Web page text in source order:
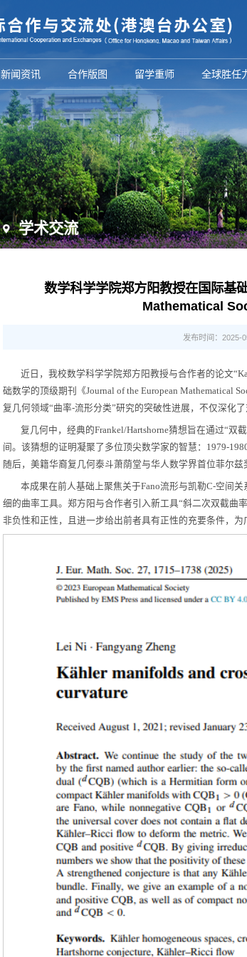
新闻资讯 合作版图 留学重师 全球胜任
学术交流
数学科学学院郑方阳教授在国际
Mathematical
发布时间：2025-
近日，我校数学科学学院郑方阳教授与合作者的论文
础数学的顶级期刊《Journal of the European Mathematical
复几何领域“曲率-流形分类”研究的突破性进展，不仅深化
复几何中，经典的Frankel/Hartshorne猜想旨在通过“
间。该猜想的证明凝聚了多位顶尖数学家的智慧：1979-
随后，美籍华裔复几何泰斗萧荫堂与华人数学界首位菲尔
本成果在前人基础上聚焦关于Fano流形与凯勒C-空间
细的曲率工具。郑方阳与合作者引入新工具“斜二次双截曲
非负性和正性，且进一步给出前者具有正性的充要条件，为